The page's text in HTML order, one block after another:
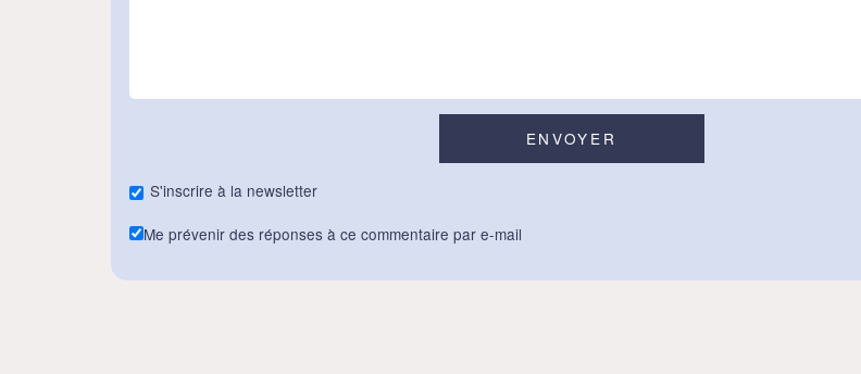
S'inscrire à la newsletter
Me prévenir des réponses à ce commentaire par e-mail